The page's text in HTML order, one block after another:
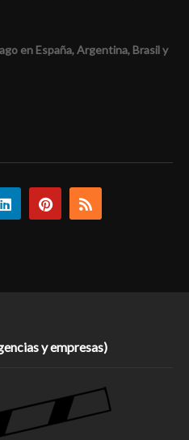
en España, Argentina, Brasil y
y empresas)